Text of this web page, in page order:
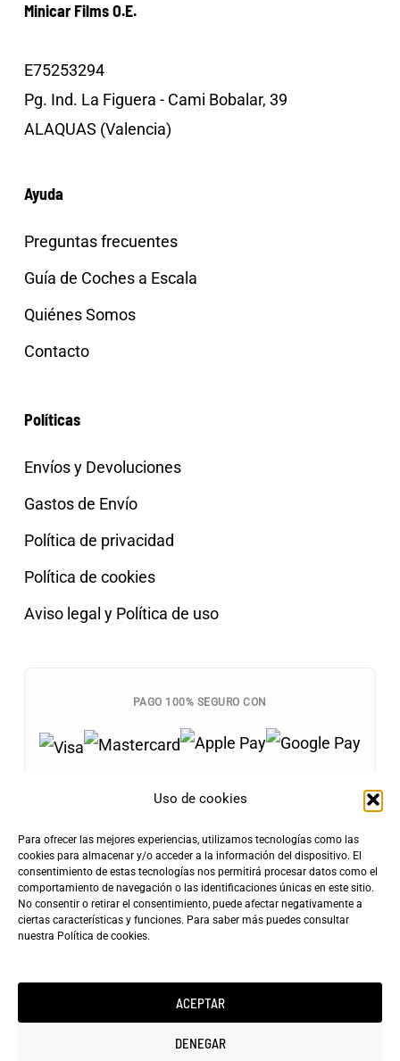
Uso de cookies
Para ofrecer las mejores experiencias, utilizamos tecnologías como las
cookies para almacenar y/o acceder a la información del dispositivo. El
consentimiento de estas tecnologías nos permitirá procesar datos como el
comportamiento de navegación o las identificaciones únicas en este sitio.
No consentir o retirar el consentimiento, puede afectar negativamente a
ciertas características y funciones. Para saber más puedes consultar
nuestra Política de cookies.
ACEPTAR
DENEGAR
Minicar Films O.E.
E75253294
Pg. Ind. La Figuera - Cami Bobalar, 39
ALAQUAS (Valencia)
Ayuda
Preguntas frecuentes
Guía de Coches a Escala
Quiénes Somos
Contacto
Políticas
Envíos y Devoluciones
Gastos de Envío
Política de privacidad
Política de cookies
Aviso legal y Política de uso
PAGO 100% SEGURO CON
Tarifa de Envío
4,90€
Entrega Rápida
24-72h
Envíos Gratis
+100€
Copyright ©2025 minicarfilms.com